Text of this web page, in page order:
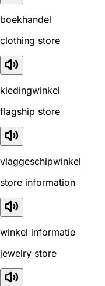
boekhandel
clothing store
kledingwinkel
flagship store
vlaggeschipwinkel
store information
winkel informatie
jewelry store